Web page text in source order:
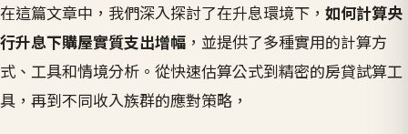
在這篇文章中，我們深入探討了在升息環境下， 如何計算央
行升息下購屋實質支出增幅 ，並提供了多種實用的計算方
式、工具和情境分析。從快速估算公式到精密的房貸試算工
具，再到不同收入族群的應對策略，